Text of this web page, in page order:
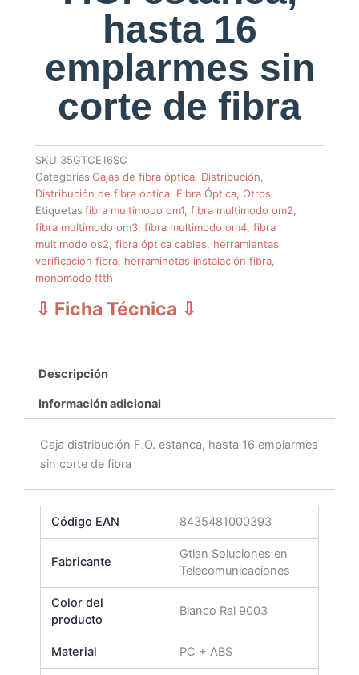
hasta 16
emplarmes sin
corte de fibra
SKU 35GTCE16SC
Categorías Cajas de fibra óptica Distribución
Distribución de fibra óptica Fibra Óptica ,Otros
Etiquetas fibra multimodo om1 ,fibra multimodo om2
fibra multimodo om3 ,fibra multimodo om4 ,fibra
multimodo os2 ,fibra óptica cables
herramientas
verificación fibra herraminetas instalación fibra
monomodo ftth
⇩ Ficha Técnica ⇩
Descripción
Información adicional
Caja distribución F.O. estanca, hasta 16 emplarmes
sin corte de fibra
Código EAN 8435481000393
Fabricante
Gtlan Soluciones en
Telecomunicaciones
Color del
producto
Blanco Ral 9003
Material PC + ABS